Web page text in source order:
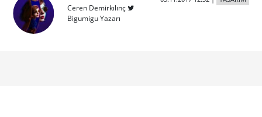
Ceren Demirkılınç
Bigumigu Yazarı